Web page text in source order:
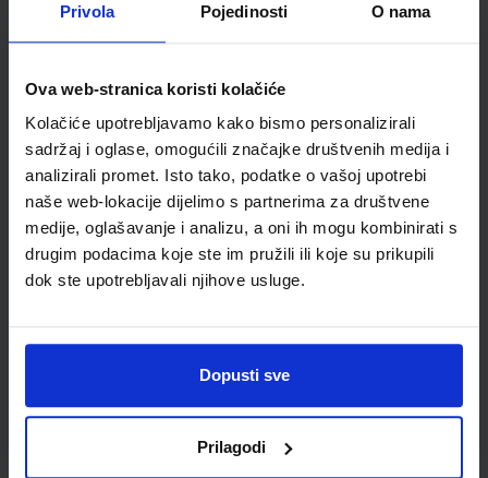
Privola Pojedinosti O nama
Ova web-stranica koristi kolačiće
Kolačiće upotrebljavamo kako bismo personalizirali
sadržaj i oglase, omogućili značajke društvenih medija i
analizirali promet. Isto tako, podatke o vašoj upotrebi
naše web-lokacije dijelimo s partnerima za društvene
medije, oglašavanje i analizu, a oni ih mogu kombinirati s
drugim podacima koje ste im pružili ili koje su prikupili
dok ste upotrebljavali njihove usluge.
Dopusti sve
Prilagodi
Nakladnik:PROFIL KLETT d.o.o. Registarski broj ministarstva: 7511
SKU:569179 CIJENA:13,24 €
ŠIFRA OMOTA: 500297
Udžbenik Omot
VREMEPLOV 8; radna bilježnica iz povijesti za osmi razred
osnovne škole
Tomislav Bogdanović Miljenko Hajdarović Domagoj Švigir
Nakladnik:PROFIL KLETT d.o.o. Registarski broj ministarstva:7511-